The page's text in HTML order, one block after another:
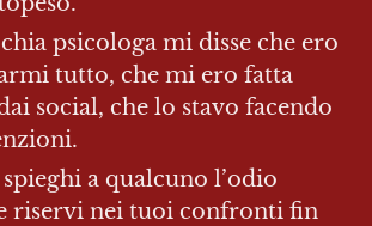
psicologa mi disse che ero
tutto, che mi ero fatta
social, che lo stavo facendo
a qualcuno l’odio
riservi nei tuoi confronti fin